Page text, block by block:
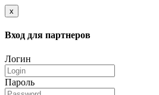
x
Вход для партнеров
Логин
Пароль